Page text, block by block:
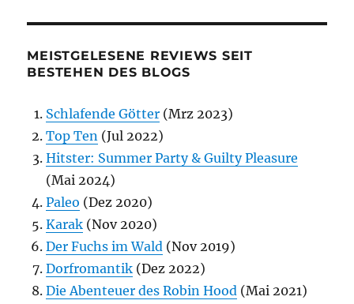
MEISTGELESENE REVIEWS SEIT
BESTEHEN DES BLOGS
Schlafende Götter (Mrz 2023)
Top Ten (Jul 2022)
Hitster: Summer Party & Guilty Pleasure
(Mai 2024)
Paleo (Dez 2020)
Karak (Nov 2020)
Der Fuchs im Wald (Nov 2019)
Dorfromantik (Dez 2022)
Die Abenteuer des Robin Hood (Mai 2021)